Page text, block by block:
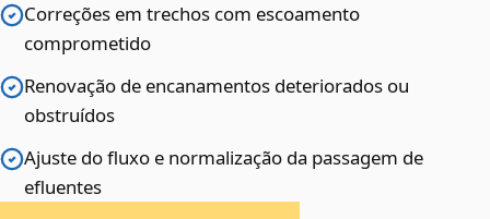
Correções em trechos com escoamento
comprometido
Renovação de encanamentos deteriorados ou
obstruídos
Ajuste do fluxo e normalização da passagem de
efluentes